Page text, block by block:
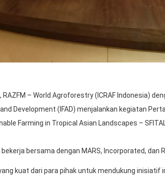
RAZFM – World Agroforestry (ICRAF Indonesia)
Development (IFAD) menjalankan kegiatan
Farming in Tropical Asian Landscapes –
bekerja bersama dengan MARS, Incorporated,
kuat dari para pihak untuk mendukung inisiatif